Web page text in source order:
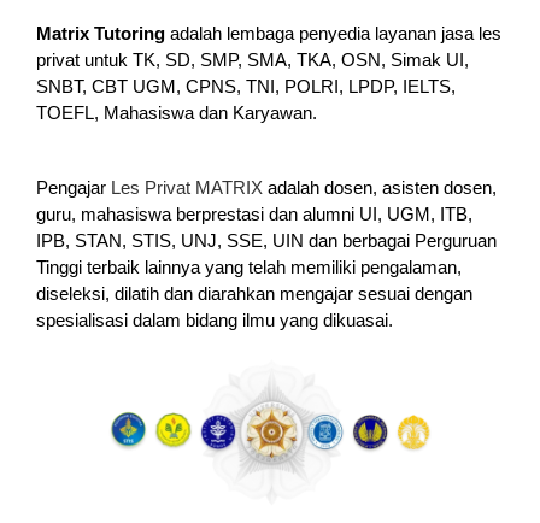
Matrix Tutoring adalah lembaga penyedia layanan jasa les
privat untuk TK, SD, SMP, SMA, TKA, OSN, Simak UI,
SNBT, CBT UGM, CPNS, TNI, POLRI, LPDP, IELTS,
TOEFL, Mahasiswa dan Karyawan.
Pengajar Les Privat MATRIX adalah dosen, asisten dosen,
guru, mahasiswa berprestasi dan alumni UI, UGM, ITB,
IPB, STAN, STIS, UNJ, SSE, UIN dan berbagai Perguruan
Tinggi terbaik lainnya yang telah memiliki pengalaman,
diseleksi, dilatih dan diarahkan mengajar sesuai dengan
spesialisasi dalam bidang ilmu yang dikuasai.